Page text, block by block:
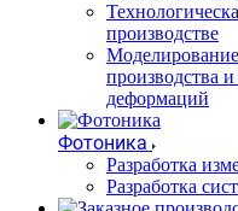
производстве
производства
деформаций
Фотоника
Разработка
Разработка